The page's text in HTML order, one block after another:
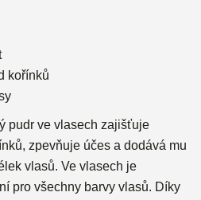
kořínků
pudr ve vlasech zajišťuje
zpevňuje účes a dodává mu
vlasů. Ve vlasech je
pro všechny barvy vlasů. Díky